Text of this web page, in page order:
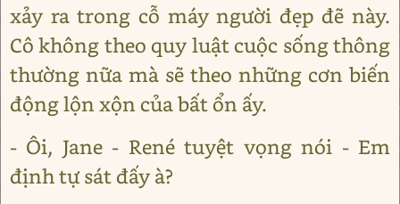
xảy ra trong cỗ máy người đẹp đẽ này.
Cô không theo quy luật cuộc sống thông
thường nữa mà sẽ theo những cơn biến
động lộn xộn của bất ổn ấy.
- Ôi, Jane - René tuyệt vọng nói - Em
định tự sát đấy à?